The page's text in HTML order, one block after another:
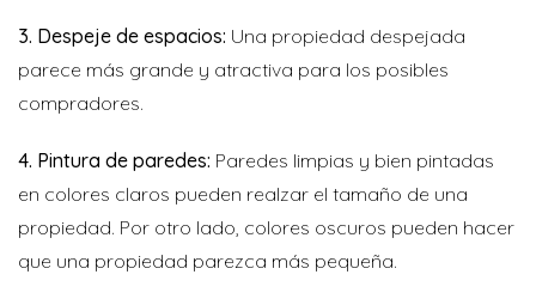
3. Despeje de espacios: Una propiedad despejada
parece más grande y atractiva para los posibles
compradores.
4. Pintura de paredes: Paredes limpias y bien pintadas
en colores claros pueden realzar el tamaño de una
propiedad. Por otro lado, colores oscuros pueden hacer
que una propiedad parezca más pequeña.